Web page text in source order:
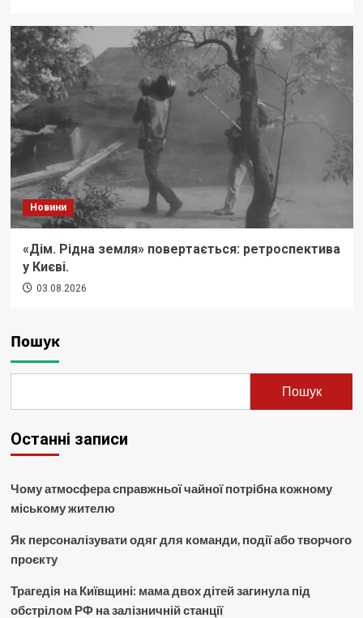
Новини
«Дім. Рідна земля» повертається: ретроспектива
у Києві.
03.08.2026
Пошук
Пошук
Останні записи
Чому атмосфера справжньої чайної потрібна кожному
міському жителю
Як персоналізувати одяг для команди, події або творчого
проєкту
Трагедія на Київщині: мама двох дітей загинула під
обстрілом РФ на залізничній станції